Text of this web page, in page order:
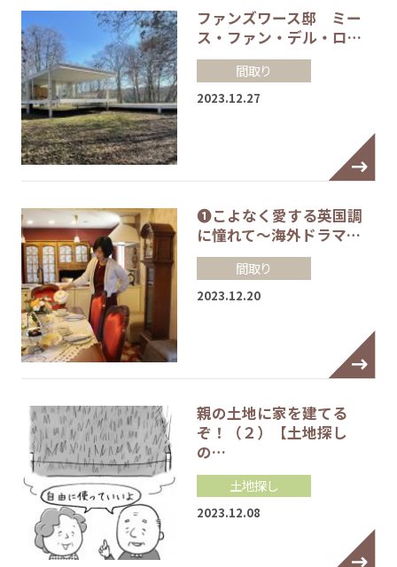
ファンズワース邸 ミー
ス・ファン・デル・ロ…
間取り
2023.12.27
❶こよなく愛する英国調
に憧れて～海外ドラマ…
間取り
2023.12.20
親の土地に家を建てる
ぞ！（２）【土地探し
の…
土地探し
2023.12.08